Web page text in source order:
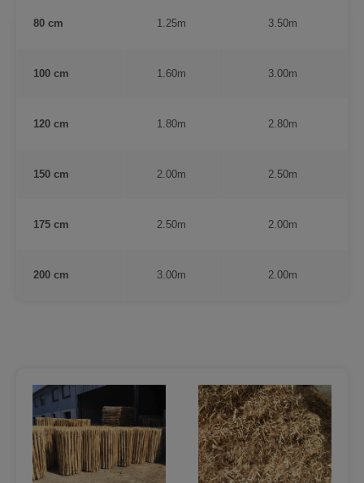
80 cm 1.25m 3.50m
100 cm 1.60m 3.00m
120 cm 1.80m 2.80m
150 cm 2.00m 2.50m
175 cm 2.50m 2.00m
200 cm 3.00m 2.00m